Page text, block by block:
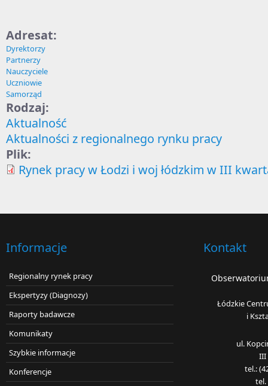
Adresat:
Dyrektorzy
Partnerzy
Nauczyciele
Uczniowie
Samorząd
Rodzaj:
Aktualność
Aktualności z regionalnego rynku pracy
Plik:
Rynek pracy w Łodzi i woj łódzkim w III
Informacje
Regionalny rynek pracy
Ekspertyzy (Diagnozy)
Raporty badawcze
Komunikaty
Szybkie informacje
Konferencje
Kontakt
Łódzkie
i
ul.
III
tel.:
tel.